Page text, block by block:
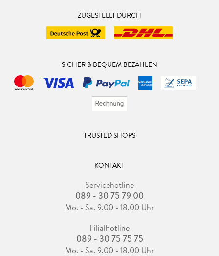
ZUGESTELLT DURCH
SICHER & BEQUEM BEZAHLEN
TRUSTED SHOPS
KONTAKT
Servicehotline
089 - 30 75 79 00
Mo. - Sa. 9.00 - 18.00 Uhr
Filialhotline
089 - 30 75 75 75
Mo. - Sa. 9.00 - 18.00 Uhr